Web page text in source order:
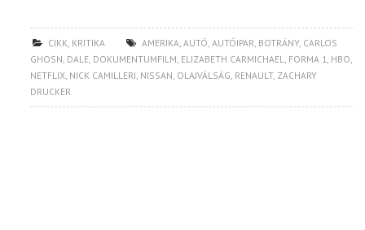
CIKK KRITIKA AMERIKA ,AUTÓ ,AUTÓIPAR BOTRÁNY, CARLOS
GHOSN DALE DOKUMENTUMFILM ELIZABETH CARMICHAEL FORMA 1 HBO
NETFLIX NICK CAMILLERI NISSAN OLAJVÁLSÁG RENAULT, ZACHARY
DRUCKER